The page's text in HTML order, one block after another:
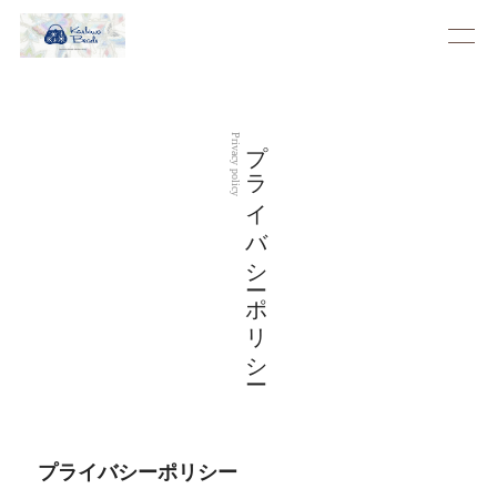
プライバシーポリシー
Privacy policy
プライバシーポリシー